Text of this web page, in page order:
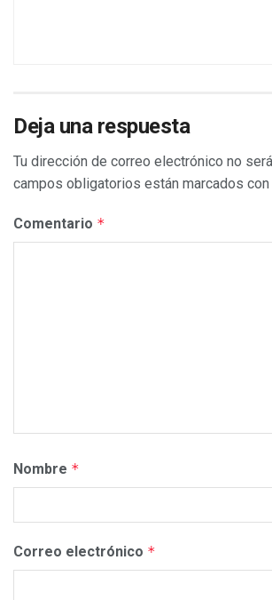
Deja una respuesta
Tu dirección de correo electrónico no
campos obligatorios están marcados con
Comentario *
Nombre *
Correo electrónico *